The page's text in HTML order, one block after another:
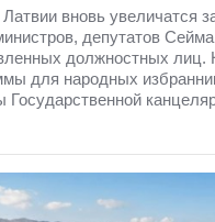
вновь увеличатся
депутатов
должностных лиц.
для народных
Государственной